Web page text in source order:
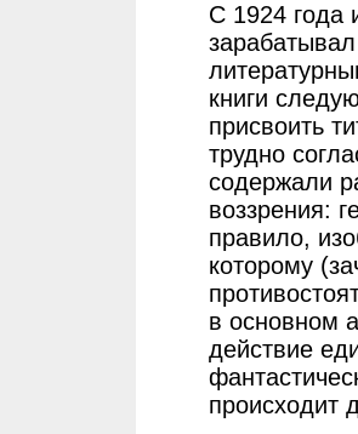
С 1924 года
книги
присвоить
трудно
содержали
воззрения:
правило,
которому
в основном
действие
происходит